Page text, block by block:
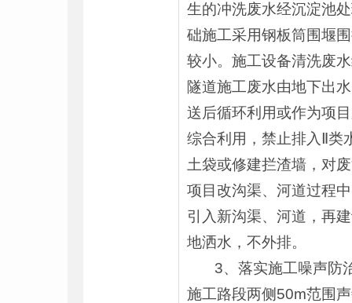
生的冲洗废水经沉淀池
础施工采用钢板筒围堰
较小。施工设备清洗废
隧道施工废水由地下出
送后循环利用或作为项
综合利用，禁止排入Ⅱ类
土袋或修建拦渣墙，对
项目改沟渠、河道过程
引入新沟渠、河道，再
地洒水，不外排。
3、落实施工噪声防治
施工路段两侧50m范围